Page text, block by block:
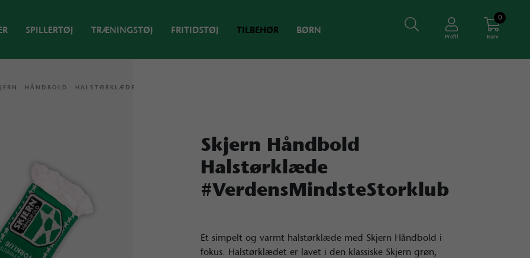
SPILLERTØJ TRÆNINGSTØJ FRITIDSTØJ TILBEHØR BØRN
Profil Kurv
0
HÅNDBOLD HALSTØRKLÆDE
Skjern Håndbold
Halstørklæde
#VerdensMindsteStorklub
Et simpelt og varmt halstørklæde med Skjern Håndbold i
fokus. Halstørklædet er lavet i den klassiske Skjern grøn,